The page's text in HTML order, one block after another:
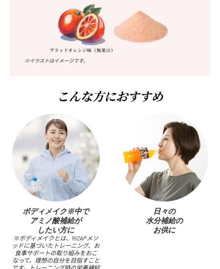
※イラストはイメージです。
こんな方におすすめ
ボディメイク※中で
アミノ酸補給が
したい方に
※ボディメイクとは、RIZAPメソ
ッドに基づいたトレーニング、お
食事サポートの取り組みをおこ
なって、理想の自分を目指すこと
日々の
水分補給の
お供に